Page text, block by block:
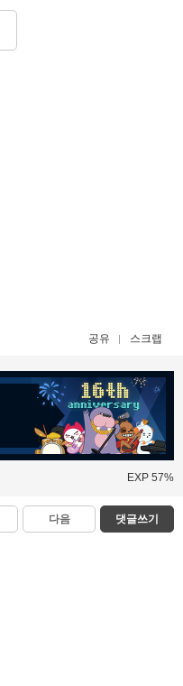
공유 스크랩
EXP 57%
다음 댓글쓰기